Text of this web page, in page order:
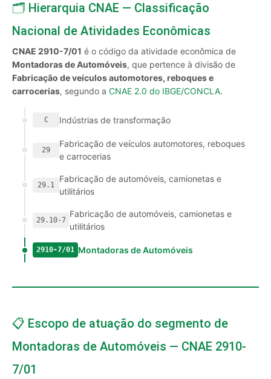
🗂️ Hierarquia CNAE — Classificação
Nacional de Atividades Econômicas
CNAE 2910-7/01 é o código da atividade econômica de
Montadoras de Automóveis, que pertence à divisão de
Fabricação de veículos automotores, reboques e
carrocerias, segundo a CNAE 2.0 do IBGE/CONCLA.
C Indústrias de transformação
29
Fabricação de veículos automotores, reboques
e carrocerias
29.1
Fabricação de automóveis, camionetas e
utilitários
29.10-7
Fabricação de automóveis, camionetas e
utilitários
2910-7/01 Montadoras de Automóveis
📋 Escopo de atuação do segmento de
Montadoras de Automóveis — CNAE 2910-
7/01